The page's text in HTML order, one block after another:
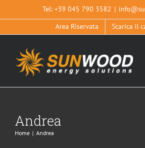
al
contenuto
Tel: +39 045 790 3582 |
Area Riservata
Scarica il
Andrea
Home | Andrea